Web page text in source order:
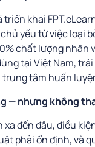
triển khai
yếu từ việc loại
chất lượng nhân
tại Việt Nam,
trung tâm huấn
— nhưng không
xa đến đâu, điều
phải ổn định, và